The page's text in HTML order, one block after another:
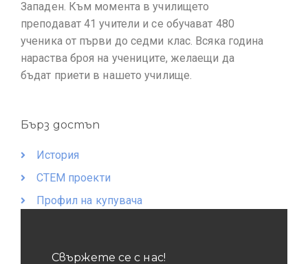
Западен. Към момента в училището
преподават 41 учители и се обучават 480
ученика от първи до седми клас. Всяка година
нараства броя на учениците, желаещи да
бъдат приети в нашето училище.
Бърз достъп
История
СТЕМ проекти
Профил на купувача
Свържете се с нас!